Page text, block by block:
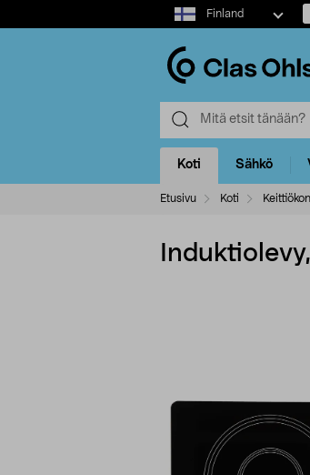
Select
market
Finland
Koti Sähkö
Etusivu Koti